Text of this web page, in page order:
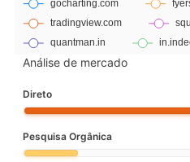
Análise de mercado
Direto
Pesquisa Orgânica